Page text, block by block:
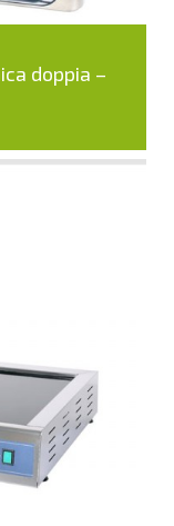
doppia –